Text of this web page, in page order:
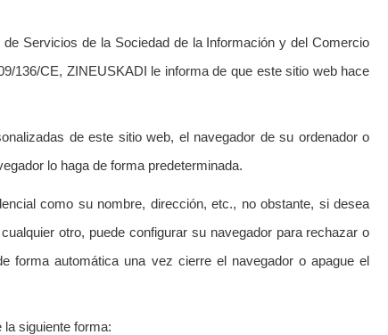
Servicios de la Sociedad de la Información y del Comercio
136/CE, ZINEUSKADI le informa de que este sitio web hace
de este sitio web, el navegador de su ordenador o
lo haga de forma predeterminada.
como su nombre, dirección, etc., no obstante, si desea
otro, puede configurar su navegador para rechazar o
forma automática una vez cierre el navegador o apague el
siguiente forma: